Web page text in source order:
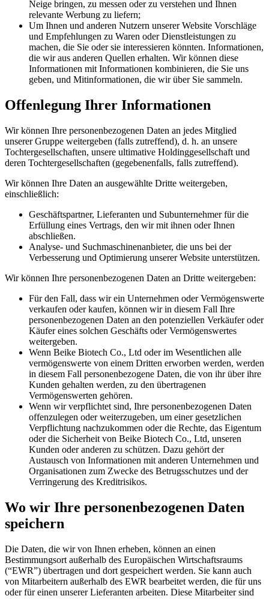
Neige bringen, zu messen oder zu verstehen und Ihnen
relevante Werbung zu liefern;
Um Ihnen und anderen Nutzern unserer Website Vorschläge
und Empfehlungen zu Waren oder Dienstleistungen zu
machen, die Sie oder sie interessieren könnten. Informationen,
die wir aus anderen Quellen erhalten. Wir können diese
Informationen mit Informationen kombinieren, die Sie uns
geben, und Mitinformationen, die wir über Sie sammeln.
Offenlegung Ihrer Informationen
Wir können Ihre personenbezogenen Daten an jedes Mitglied
unserer Gruppe weitergeben (falls zutreffend), d. h. an unsere
Tochtergesellschaften, unsere ultimative Holdinggesellschaft und
deren Tochtergesellschaften (gegebenenfalls, falls zutreffend).
Wir können Ihre Daten an ausgewählte Dritte weitergeben,
einschließlich:
Geschäftspartner, Lieferanten und Subunternehmer für die
Erfüllung eines Vertrags, den wir mit ihnen oder Ihnen
abschließen.
Analyse- und Suchmaschinenanbieter, die uns bei der
Verbesserung und Optimierung unserer Website unterstützen.
Wir können Ihre personenbezogenen Daten an Dritte weitergeben:
Für den Fall, dass wir ein Unternehmen oder Vermögenswerte
verkaufen oder kaufen, können wir in diesem Fall Ihre
personenbezogenen Daten an den potenziellen Verkäufer oder
Käufer eines solchen Geschäfts oder Vermögenswertes
weitergeben.
Wenn Beike Biotech Co., Ltd oder im Wesentlichen alle
vermögenswerte von einem Dritten erworben werden, werden
in diesem Fall personenbezogene Daten, die von ihr über ihre
Kunden gehalten werden, zu den übertragenen
Vermögenswerten gehören.
Wenn wir verpflichtet sind, Ihre personenbezogenen Daten
offenzulegen oder weiterzugeben, um einer gesetzlichen
Verpflichtung nachzukommen oder die Rechte, das Eigentum
oder die Sicherheit von Beike Biotech Co., Ltd, unseren
Kunden oder anderen zu schützen. Dazu gehört der
Austausch von Informationen mit anderen Unternehmen und
Organisationen zum Zwecke des Betrugsschutzes und der
Verringerung des Kreditrisikos.
Wo wir Ihre personenbezogenen Daten
speichern
Die Daten, die wir von Ihnen erheben, können an einen
Bestimmungsort außerhalb des Europäischen Wirtschaftsraums
(“EWR”) übertragen und dort gespeichert werden. Sie kann auch
von Mitarbeitern außerhalb des EWR bearbeitet werden, die für uns
oder für einen unserer Lieferanten arbeiten. Diese Mitarbeiter sind